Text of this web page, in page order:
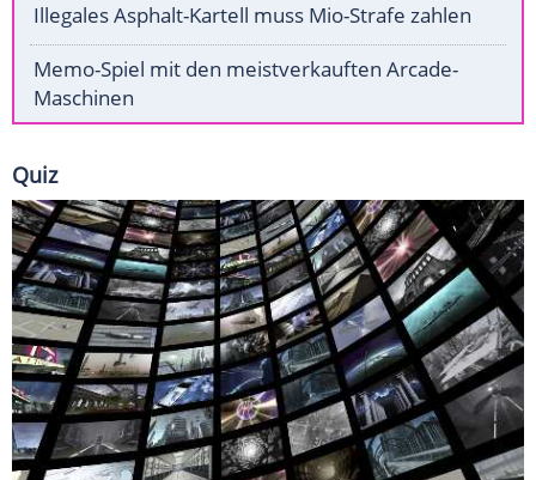
Illegales Asphalt-Kartell muss Mio-Strafe zahlen
Memo-Spiel mit den meistverkauften Arcade-
Maschinen
Quiz